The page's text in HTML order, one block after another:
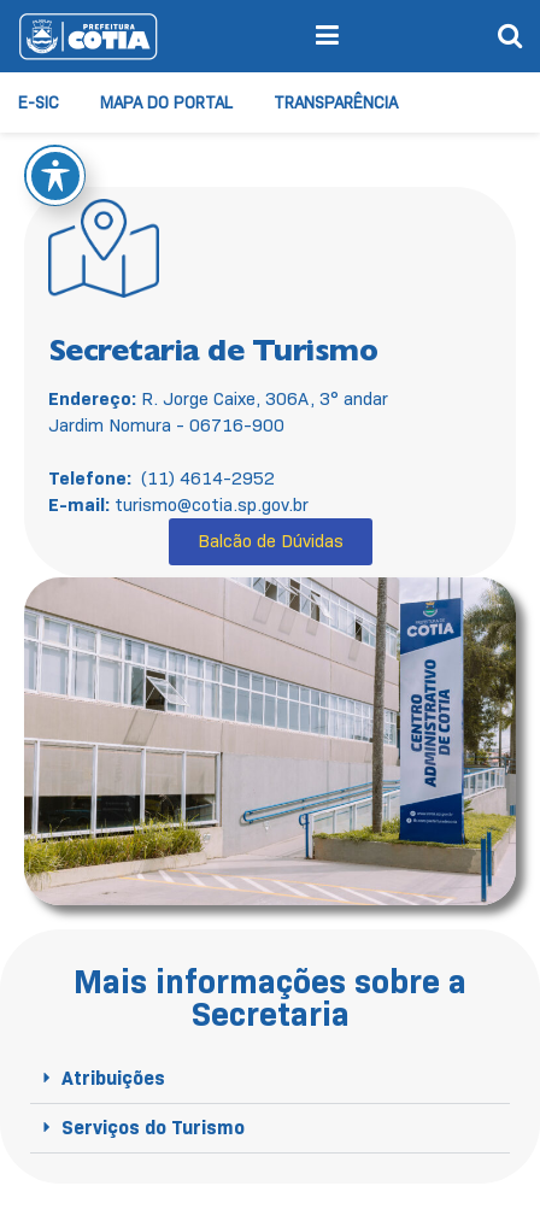
E-SIC MAPA DO PORTAL TRANSPARÊNCIA
Secretaria de Turismo
Endereço:R. Jorge Caixe, 306A, 3° andar
Jardim Nomura - 06716-900
Telefone: (11) 4614-2952
E-mail: turismo@cotia.sp.gov.br
Balcão de Dúvidas
Mais informações sobre a
Secretaria
Atribuições
Serviços do Turismo